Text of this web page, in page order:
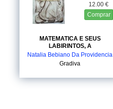
12.00 €
Comprar
MATEMATICA E SEUS
LABIRINTOS, A
Natalia Bebiano Da Providencia
Gradiva